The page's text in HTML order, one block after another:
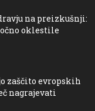
na preizkušnji:
oklestile
zaščito evropskih
nagrajevati